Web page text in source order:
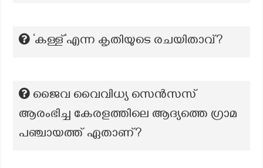
‘കള്ള്‘എന്ന കൃതിയുടെ രചയിതാവ്?
ജൈവ വൈവിധ്യ സെൻസസ്
ആരംഭിച്ച കേരളത്തിലെ ആദ്യത്തെ ഗ്രാമ
പഞ്ചായത്ത് ഏതാണ്?